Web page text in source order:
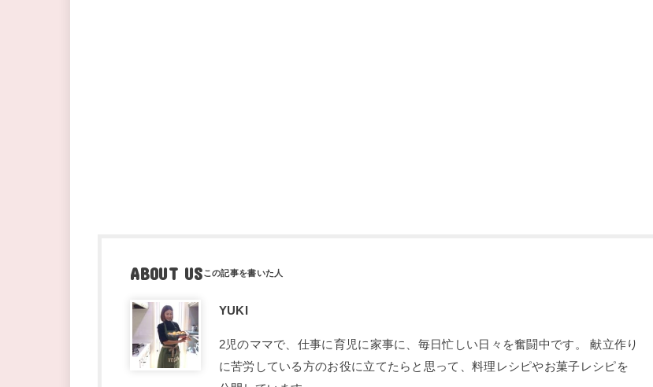
ABOUT US
YUKI
2児のママで、仕事に育児に家事に、毎日忙しい日々を奮闘中です。 献立作り
に苦労している方のお役に立てたらと思って、料理レシピやお菓子レシピを